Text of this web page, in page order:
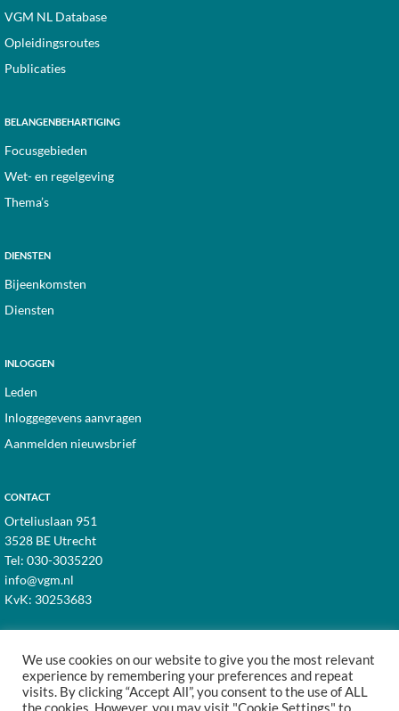
VGM NL Database
Opleidingsroutes
Publicaties
BELANGENBEHARTIGING
Focusgebieden
Wet- en regelgeving
Thema’s
DIENSTEN
Bijeenkomsten
Diensten
INLOGGEN
Leden
Inloggegevens aanvragen
Aanmelden nieuwsbrief
CONTACT
Orteliuslaan 951
3528 BE Utrecht
Tel: 030-3035220
info@vgm.nl
KvK: 30253683
© 1998–2026 · VGM NL dé branchevereniging voor
We use cookies on our website to give you the most relevant
experience by remembering your preferences and repeat
visits. By clicking “Accept All”, you consent to the use of ALL
the cookies. However, you may visit "Cookie Settings" to